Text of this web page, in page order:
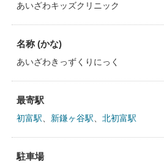
あいざわキッズクリニック
名称 (かな)
あいざわきっずくりにっく
最寄駅
初富駅 新鎌ヶ谷駅 北初富駅
駐車場